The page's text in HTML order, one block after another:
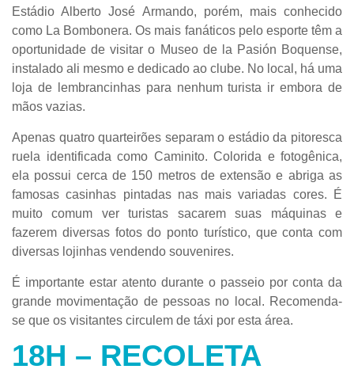
Estádio Alberto José Armando, porém, mais conhecido
como La Bombonera. Os mais fanáticos pelo esporte têm a
oportunidade de visitar o Museo de la Pasión Boquense,
instalado ali mesmo e dedicado ao clube. No local, há uma
loja de lembrancinhas para nenhum turista ir embora de
mãos vazias.
Apenas quatro quarteirões separam o estádio da pitoresca
ruela identificada como Caminito. Colorida e fotogênica,
ela possui cerca de 150 metros de extensão e abriga as
famosas casinhas pintadas nas mais variadas cores. É
muito comum ver turistas sacarem suas máquinas e
fazerem diversas fotos do ponto turístico, que conta com
diversas lojinhas vendendo souvenires.
É importante estar atento durante o passeio por conta da
grande movimentação de pessoas no local. Recomenda-
se que os visitantes circulem de táxi por esta área.
18H – RECOLETA